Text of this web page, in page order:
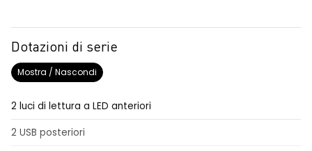
Dotazioni di serie
Mostra / Nascondi
2 luci di lettura a LED anteriori
2 USB posteriori